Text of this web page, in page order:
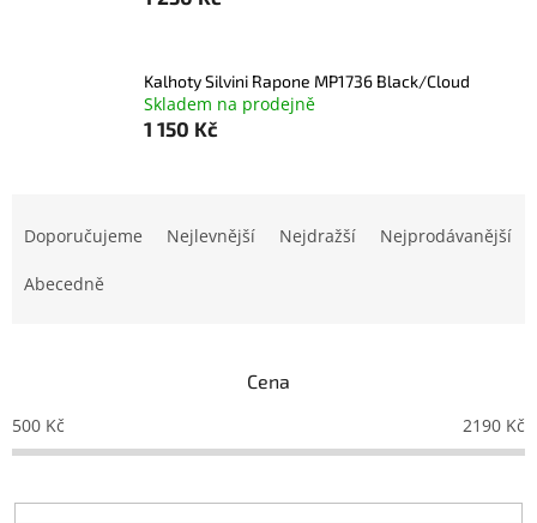
Kalhoty Silvini Rapone MP1736 Black/Cloud
Skladem na prodejně
1 150 Kč
o
d
k
Doporučujeme Nejlevnější Nejdražší Nejprodávanější
Abecedně
Cena
500 Kč 2190 Kč